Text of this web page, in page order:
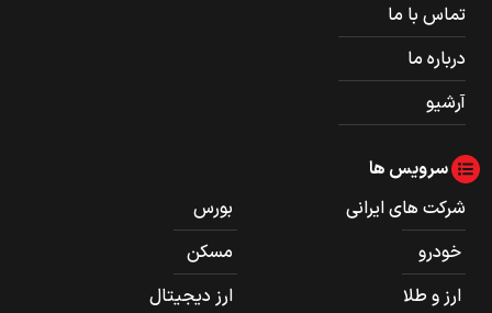
تماس با ما
درباره ما
آرشیو
سرویس ها
شرکت های ایرانی
بورس
خودرو
مسکن
ارز و طلا
ارز دیجیتال